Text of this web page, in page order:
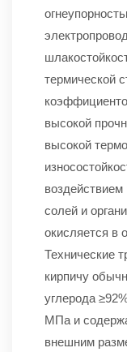
термической
высокой
высокой
солей и
окисляется в
Технические
кирпичу
углерода
МПа и
внешним